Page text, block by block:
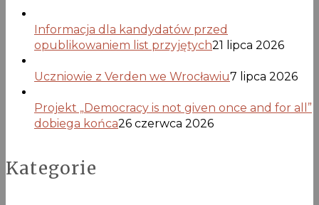
Informacja dla kandydatów przed
opublikowaniem list przyjętych21 lipca 2026
Uczniowie z Verden we Wrocławiu7 lipca 2026
Projekt „Democracy is not given once and for all”
dobiega końca26 czerwca 2026
Kategorie